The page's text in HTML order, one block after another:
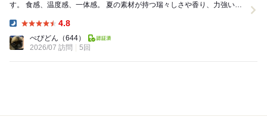
す。 食感、温度感、一体感。 夏の素材が持つ瑞々しさや香り、力強い旨
4.8
ぺぴどん （644）
2026/07 訪問
5回